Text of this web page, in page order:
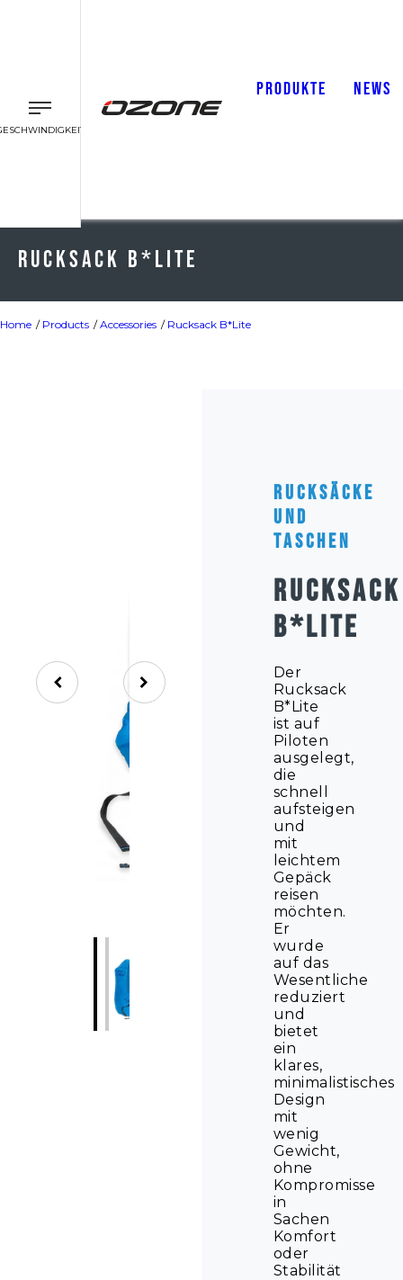
PRODUKTE NEWS
Rucksack B*Lite
Home Products Accessories Rucksack B*Lite
Rucksäcke
und
Taschen
RUCKSACK
B*LITE
Der
Rucksack
B*Lite
ist auf
Piloten
ausgelegt,
die
schnell
aufsteigen
und
mit
leichtem
Gepäck
reisen
möchten.
Er
wurde
auf das
Wesentliche
reduziert
und
bietet
ein
klares,
minimalistisches
Design
mit
wenig
Gewicht,
ohne
Kompromisse
in
Sachen
Komfort
oder
Stabilität